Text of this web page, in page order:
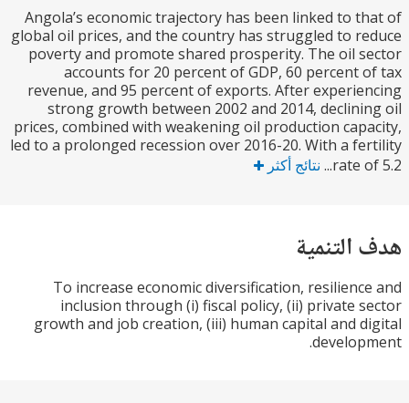
Angola’s economic trajectory has been linked to
global oil prices, and the country has struggled to
poverty and promote shared prosperity. The oil
accounts for 20 percent of GDP, 60 percent
revenue, and 95 percent of exports. After
strong growth between 2002 and 2014,
prices, combined with weakening oil production
led to a prolonged recession over 2016-20. With a
rate نتائج أكثر
To increase economic diversification,
inclusion through (i) fiscal policy, (ii) private
growth and job creation, (iii) human capital and